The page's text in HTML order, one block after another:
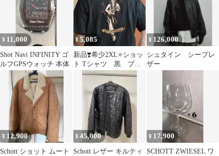
¥ 11,000
Shot Navi INFINITY ゴ
ルフGPSウォッチ 本体
¥5,085
新品❣️希少2XL⭐️ショッ
ト Tシャツ 黒 ブラ
ック バックプリント
フラガール
¥ 126,000
シュタイン シープレ
ザー
¥ 12,900
Schott ショット ムート
¥45,000
Schott レザー キルティ
¥ 17,900
SCHOTT ZWIESEL ワ